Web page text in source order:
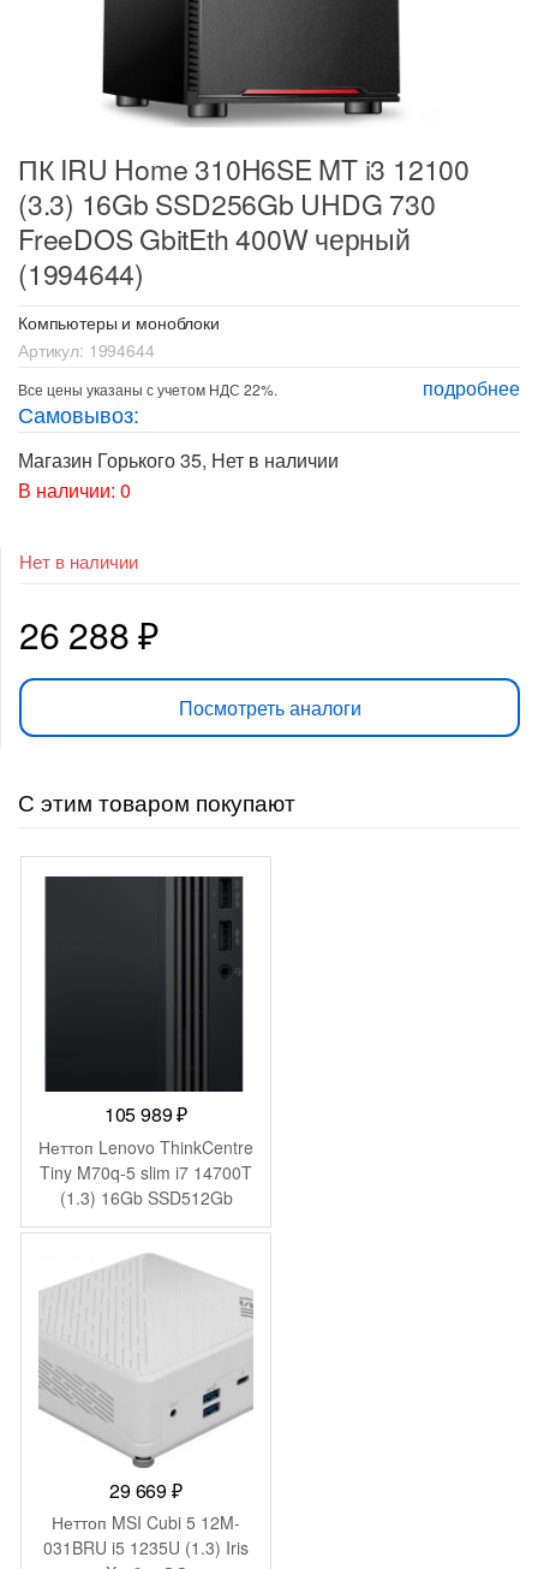
ПК IRU Home 310H6SE MT i3 12100
(3.3) 16Gb SSD256Gb UHDG 730
FreeDOS GbitEth 400W черный
(1994644)
Компьютеры и моноблоки
Артикул: 1994644
подробнее
Все цены указаны с учетом НДС 22%.
Самовывоз:
Магазин Горького 35, Нет в наличии
В наличии: 0
Нет в наличии
26 288₽
Посмотреть аналоги
С этим товаром покупают
105 989₽
Неттоп Lenovo ThinkCentre
Tiny M70q-5 slim i7 14700T
(1.3) 16Gb SSD512Gb
UHDG 770 без ОС GbitEth
WiFi BT 135W kb мышь
клавиатура черный
29 669₽
Неттоп MSI Cubi 5 12M-
031BRU i5 1235U (1.3) Iris